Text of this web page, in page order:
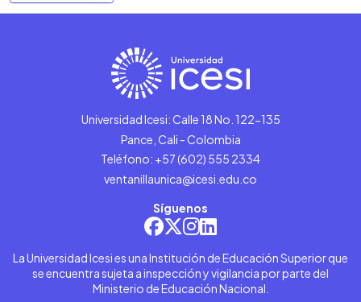
Universidad Icesi: Calle 18 No. 122-135
Pance, Cali - Colombia
Teléfono: +57 (602) 555 2334
ventanillaunica@icesi.edu.co
Síguenos
La Universidad Icesi es una Institución de Educación Superior que
se encuentra sujeta a inspección y vigilancia por parte del
Ministerio de Educación Nacional.